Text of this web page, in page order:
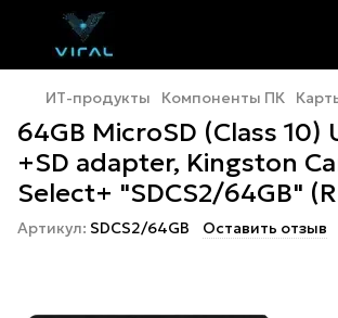
ИТ-продукты Компоненты ПК
64GB MicroSD (Class 10)
+SD adapter, Kingston
Select+ "SDCS2/64GB"
Артикул: SDCS2/64GB Оставить отзыв